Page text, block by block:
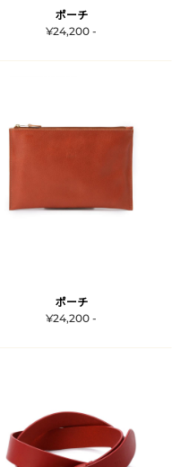
ポーチ
¥24,200 -
ポーチ
¥24,200 -